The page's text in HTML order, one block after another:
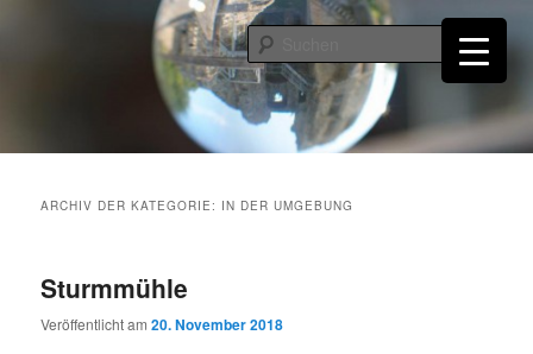
Burgruine Windhaag bei Perg
ARCHIV DER KATEGORIE: IN DER UMGEBUNG
Sturmmühle
Veröffentlicht am20. November 2018